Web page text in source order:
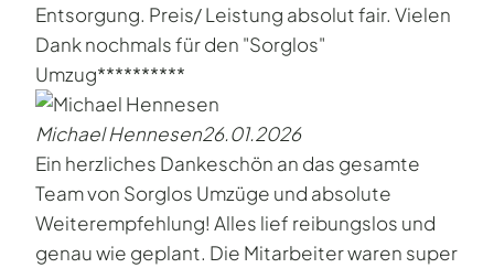
Entsorgung. Preis/ Leistung absolut fair. Vielen
Dank nochmals für den "Sorglos"
Umzug**********
Michael Hennesen26.01.2026
Ein herzliches Dankeschön an das gesamte
Team von Sorglos Umzüge und absolute
Weiterempfehlung! Alles lief reibungslos und
genau wie geplant. Die Mitarbeiter waren super